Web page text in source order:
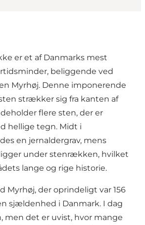
er et af Danmarks mest
beliggende ved
Myrhøj. Denne imponerende
strækker sig fra kanten af
flere sten, der er
hellige tegn. Midt i
en jernaldergrav, mens
under stenrækken, hvilket
lange og rige historie.
Myrhøj, der oprindeligt var 156
sjældenhed i Danmark. I dag
men det er uvist, hvor mange